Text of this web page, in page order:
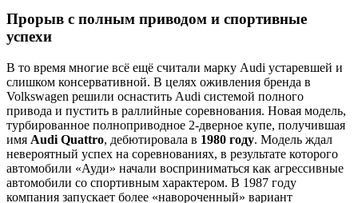
Прорыв с полным приводом и спортивные
успехи
В то время многие всё ещё считали марку Audi устаревшей и
слишком консервативной. В целях оживления бренда в
Volkswagen решили оснастить Audi системой полного
привода и пустить в раллийные соревнования. Новая модель,
турбированное полноприводное 2-дверное купе, получившая
имя Audi Quattro, дебютировала в 1980 году. Модель ждал
невероятный успех на соревнованиях, в результате которого
автомобили «Ауди» начали восприниматься как агрессивные
автомобили со спортивным характером. В 1987 году
компания запускает более «навороченный» вариант